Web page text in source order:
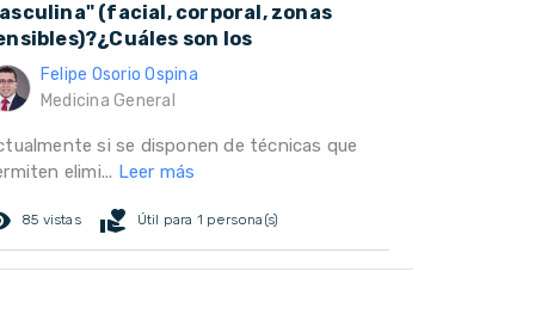
(facial, corporal, zonas
son los
Felipe Osorio Ospina
Medicina General
si se disponen de técnicas que
elimi... Leer más
85 vistas volunteer_activism Útil para 1 persona(s)